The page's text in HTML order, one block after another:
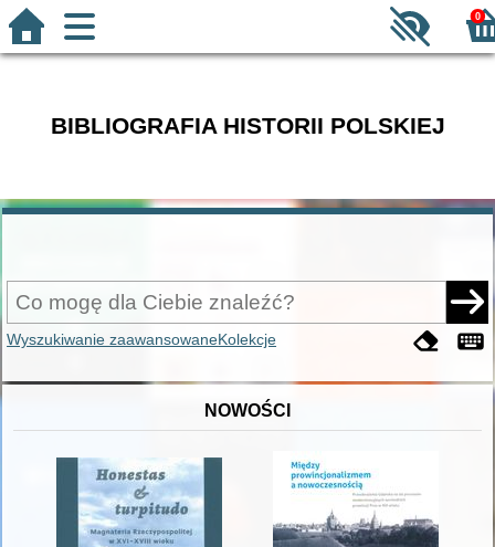
0
BIBLIOGRAFIA HISTORII POLSKIEJ
Wyszukiwanie zaawansowaneKolekcje
NOWOŚCI